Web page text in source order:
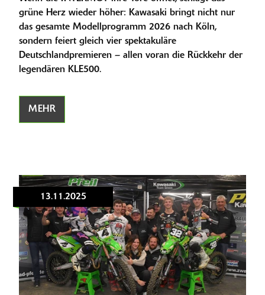
grüne Herz wieder höher: Kawasaki bringt nicht nur
das gesamte Modellprogramm 2026 nach Köln,
sondern feiert gleich vier spektakuläre
Deutschlandpremieren – allen voran die Rückkehr der
legendären KLE500.
MEHR
13.11.2025